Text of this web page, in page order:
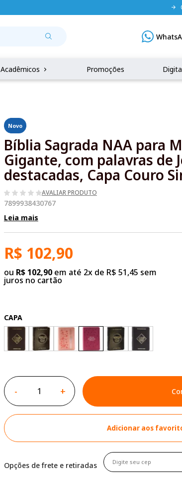
Acadêmicos Promoções
Novo
Bíblia Sagrada NAA para
Gigante, com palavras de
destacadas, Capa Couro
AVALIAR PRODUTO
7899938430767
Leia mais
R$ 102,90
ou R$ 102,90em até 2x de R$ 51,45 sem
juros no cartão
CAPA
- +
Adicionar aos
Opções de frete e retiradas